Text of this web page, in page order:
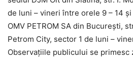
de luni – vineri între orele 9 – 14
OMV PETROM SA din Bucureşti,
Petrom City, sector 1 de luni –
Observaţiile publicului se primesc